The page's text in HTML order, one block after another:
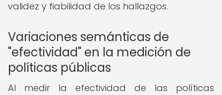
validez y fiabilidad de los hallazgos.
Variaciones semánticas de
"efectividad" en la medición de
políticas públicas
Al medir la efectividad de las políticas